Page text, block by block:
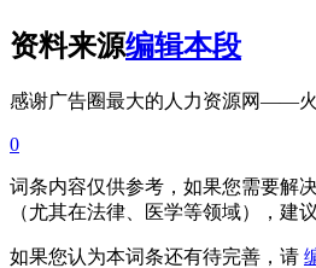
资料来源编辑本段
感谢广告圈最大的人力资源网——火
0
词条内容仅供参考，如果您需要解
（尤其在法律、医学等领域），建
如果您认为本词条还有待完善，请